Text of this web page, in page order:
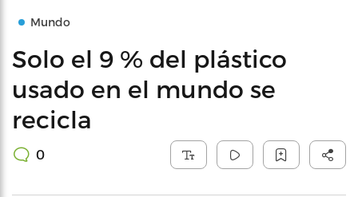
Mundo
Solo el 9 % del plástico
usado en el mundo se
recicla
0